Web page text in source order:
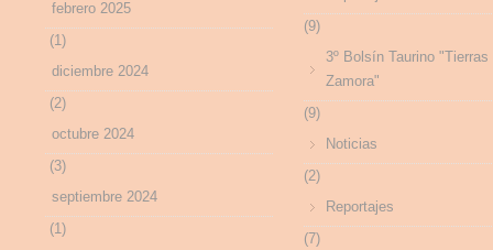
febrero 2025
(1)
diciembre 2024
(2)
octubre 2024
(3)
septiembre 2024
(1)
(9)
3º Bolsín Taurino "Tierras
Zamora"
(9)
Noticias
(2)
Reportajes
(7)